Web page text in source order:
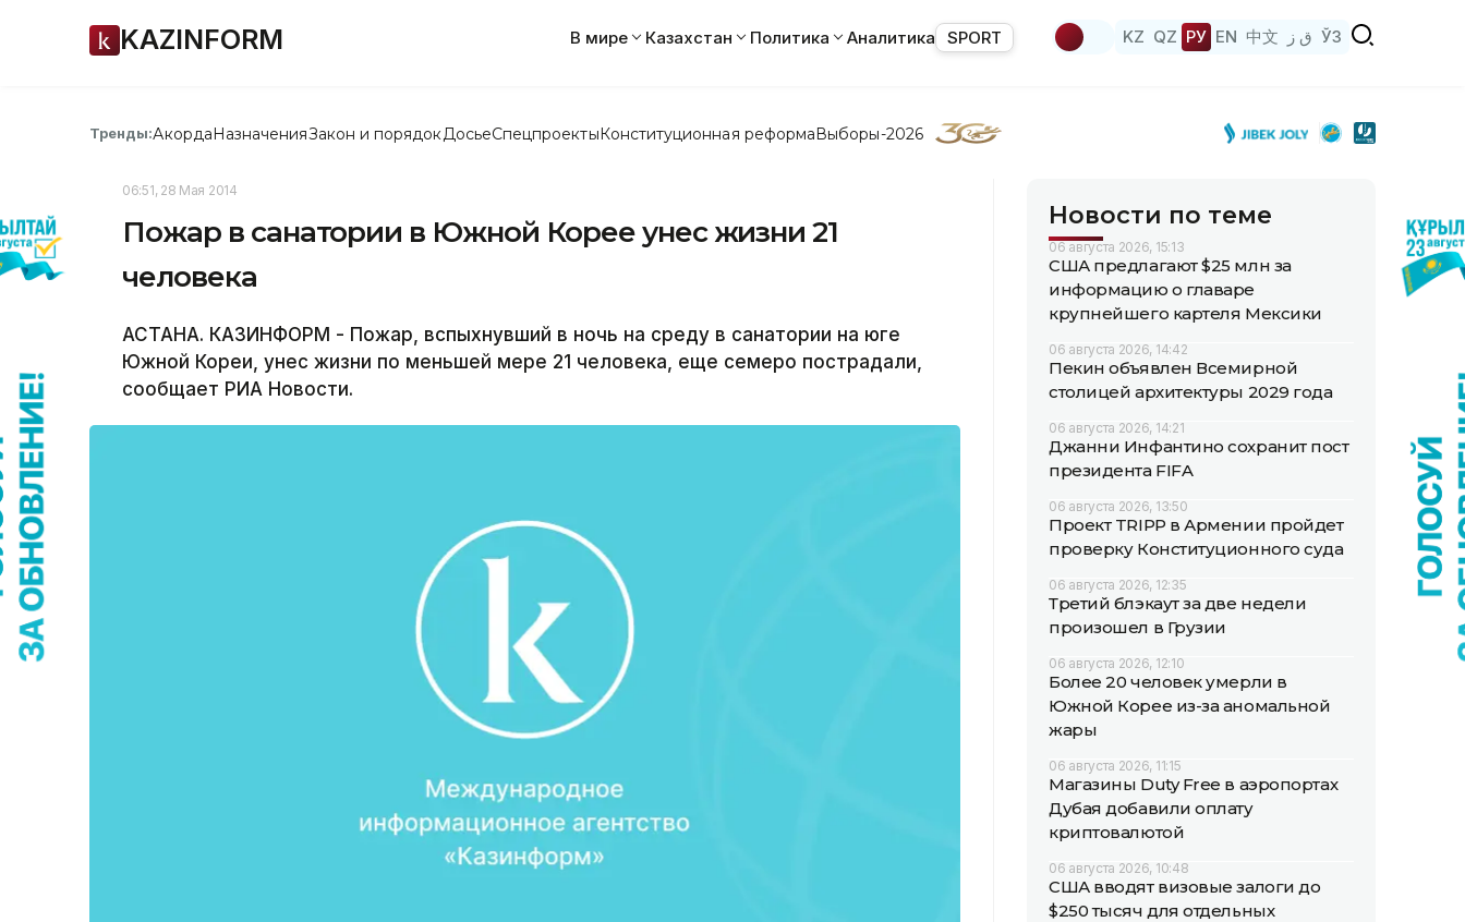
KAZINFORM В мире Казахстан Политика Аналитика SPORT KZ QZ РУ EN 中文 ق ز ЎЗ
Тренды:АкордаНазначенияЗакон и порядок ДосьеСпецпроектыКонституционная реформаВыборы-2026
06:51, 28 Мая 2014
Пожар в санатории в Южной Корее унес жизни 21
человека
АСТАНА. КАЗИНФОРМ - Пожар, вспыхнувший в ночь на среду в санатории на юге
Южной Кореи, унес жизни по меньшей мере 21 человека, еще семеро пострадали,
сообщает РИА Новости.
Новости по теме
06 августа 2026, 15:13
США предлагают $25 млн за
информацию о главаре
крупнейшего картеля Мексики
06 августа 2026, 14:42
Пекин объявлен Всемирной
столицей архитектуры 2029 года
06 августа 2026, 14:21
Джанни Инфантино сохранит пост
президента FIFA
06 августа 2026, 13:50
Проект TRIPP в Армении пройдет
проверку Конституционного суда
06 августа 2026, 12:35
Третий блэкаут за две недели
произошел в Грузии
06 августа 2026, 12:10
Более 20 человек умерли в
Южной Корее из-за аномальной
жары
06 августа 2026, 11:15
Магазины Duty Free в аэропортах
Дубая добавили оплату
криптовалютой
06 августа 2026, 10:48
США вводят визовые залоги до
$250 тысяч для отдельных